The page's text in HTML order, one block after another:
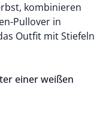
kombinieren
Pullover in
Outfit mit Stiefeln
einer weißen